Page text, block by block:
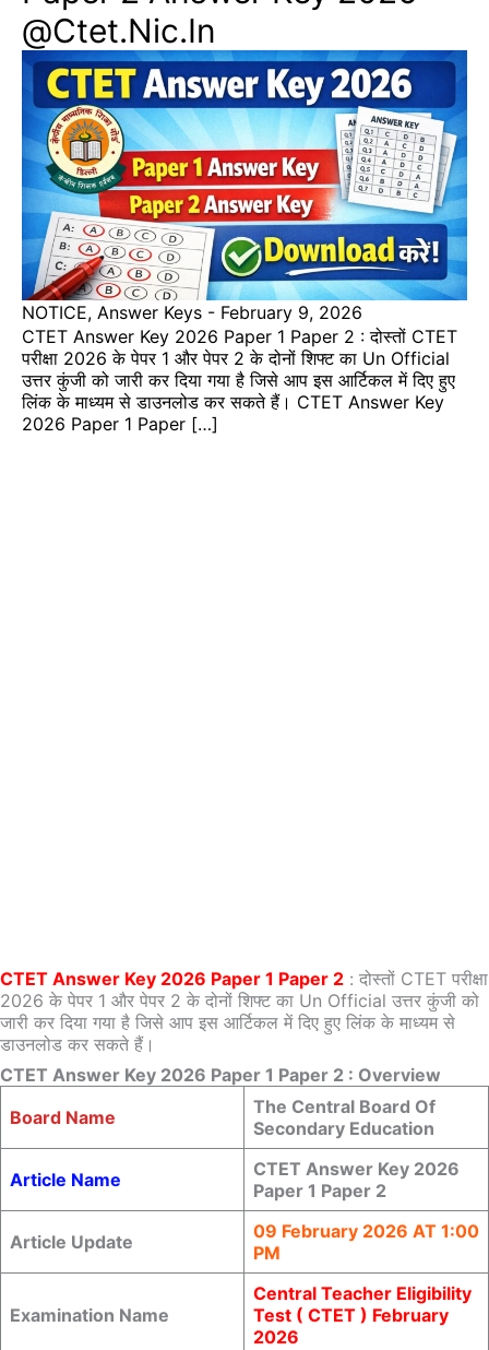
@ctet.nic.in
NOTICE, Answer Keys - February 9, 2026
CTET Answer Key 2026 Paper 1 Paper 2 : दोस्तों CTET
परीक्षा 2026 के पेपर 1 और पेपर 2 के दोनों शिफ्ट का Un Official
उत्तर कुंजी को जारी कर दिया गया है जिसे आप इस आर्टिकल में दिए हुए
लिंक के माध्यम से डाउनलोड कर सकते हैं। CTET Answer Key
2026 Paper 1 Paper […]
CTET Answer Key 2026 Paper 1 Paper 2 : दोस्तों CTET परीक्षा
2026 के पेपर 1 और पेपर 2 के दोनों शिफ्ट का Un Official उत्तर कुंजी को
जारी कर दिया गया है जिसे आप इस आर्टिकल में दिए हुए लिंक के माध्यम से
डाउनलोड कर सकते हैं।
CTET Answer Key 2026 Paper 1 Paper 2 : Overview
Board Name
The Central Board Of
Secondary Education
Article Name
CTET Answer Key 2026
Paper 1 Paper 2
Article Update
09 February 2026 AT 1:00
PM
Examination Name
Central Teacher Eligibility
Test ( CTET ) February
2026